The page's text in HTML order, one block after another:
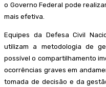
o Governo Federal pode
mais efetiva.
Equipes da Defesa Civil
utilizam a metodologia de
possível o compartilhamento
ocorrências graves em
tomada de decisão e da